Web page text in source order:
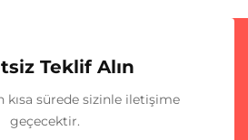
Teklif Alın
kısa sürede sizinle iletişime
geçecektir.